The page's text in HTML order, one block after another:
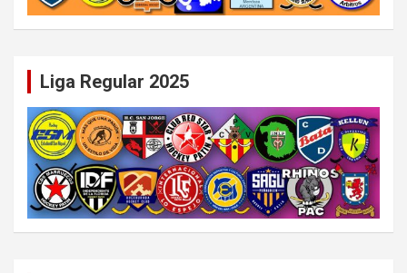
Liga Regular 2025